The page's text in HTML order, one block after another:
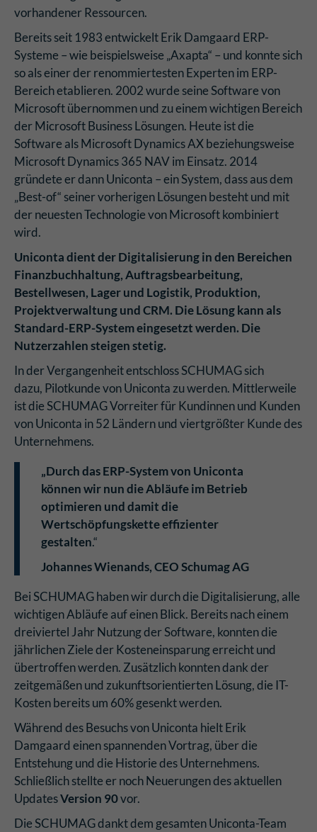
vorhandener Ressourcen.
Bereits seit 1983 entwickelt Erik Damgaard ERP-
Systeme – wie beispielsweise „Axapta“ – und konnte sich
so als einer der renommiertesten Experten im ERP-
Bereich etablieren. 2002 wurde seine Software von
Microsoft übernommen und zu einem wichtigen Bereich
der Microsoft Business Lösungen. Heute ist die
Software als Microsoft Dynamics AX beziehungsweise
Microsoft Dynamics 365 NAV im Einsatz. 2014
gründete er dann Uniconta – ein System, dass aus dem
„Best-of“ seiner vorherigen Lösungen besteht und mit
der neuesten Technologie von Microsoft kombiniert
wird.
Uniconta dient der Digitalisierung in den Bereichen
Finanzbuchhaltung, Auftragsbearbeitung,
Bestellwesen, Lager und Logistik, Produktion,
Projektverwaltung und CRM. Die Lösung kann als
Standard-ERP-System eingesetzt werden. Die
Nutzerzahlen steigen stetig.
In der Vergangenheit entschloss SCHUMAG sich
dazu, Pilotkunde von Uniconta zu werden. Mittlerweile
ist die SCHUMAG Vorreiter für Kundinnen und Kunden
von Uniconta in 52 Ländern und viertgrößter Kunde des
Unternehmens.
„Durch das ERP-System von Uniconta
können wir nun die Abläufe im Betrieb
optimieren und damit die
Wertschöpfungskette effizienter
gestalten.“
Johannes Wienands, CEO Schumag AG
Bei SCHUMAG haben wir durch die Digitalisierung, alle
wichtigen Abläufe auf einen Blick. Bereits nach einem
dreiviertel Jahr Nutzung der Software, konnten die
jährlichen Ziele der Kosteneinsparung erreicht und
übertroffen werden. Zusätzlich konnten dank der
zeitgemäßen und zukunftsorientierten Lösung, die IT-
Kosten bereits um 60% gesenkt werden.
Während des Besuchs von Uniconta hielt Erik
Damgaard einen spannenden Vortrag, über die
Entstehung und die Historie des Unternehmens.
Schließlich stellte er noch Neuerungen des aktuellen
UpdatesVersion 90vor.
Die SCHUMAG dankt dem gesamten Uniconta-Team